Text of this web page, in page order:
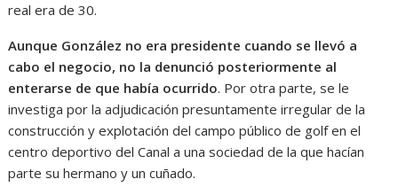
real era de 30.
Aunque González no era presidente cuando se llevó a
cabo el negocio, no la denunció posteriormente al
enterarse de que había ocurrido. Por otra parte, se le
investiga por la adjudicación presuntamente irregular de la
construcción y explotación del campo público de golf en el
centro deportivo del Canal a una sociedad de la que hacían
parte su hermano y un cuñado.